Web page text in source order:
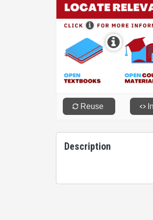
Description